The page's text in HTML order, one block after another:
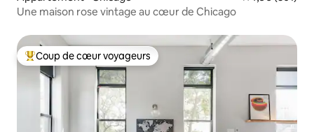
Une maison rose vintage au cœur de Chicago
Coups de cœur voyageurs les plus appréciés
Coup de cœur voyageurs